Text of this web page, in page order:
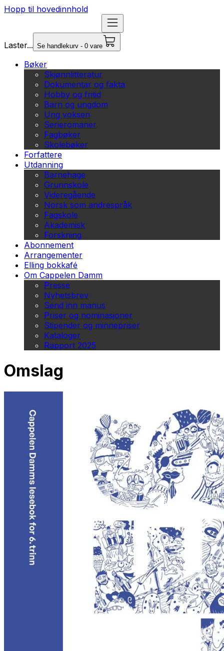
Hopp til hovedinnhold
Laster... Se handlekurv - 0 vare
Bøker
Skjønnlitteratur
Dokumentar og fakta
Hobby og fritid
Barn og ungdom
Ung voksen
Serieromaner
Fagbøker
Skolebøker
Forfattere
Utdanning
Barnehage
Grunnskole
Videregående
Norsk som andrespråk
Fagskole
Akademisk
Forskning
Abonnement
Arrangementer
Elling bokkafé
Om Cappelen Damm
Presse
Nyhetsbrev
Send inn manus
Priser og nominasjoner
Stipender og minnepriser
Kataloger
Rapport 2025
Omslag